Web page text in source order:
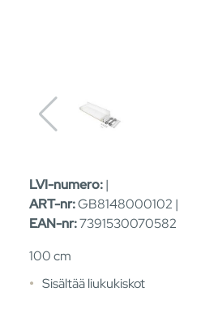
LVI-numero:|
ART-nr:GB8148000102 |
EAN-nr:7391530070582
100 cm
Sisältää liukukiskot